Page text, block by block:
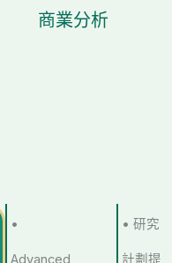
商業分析
• • 研究